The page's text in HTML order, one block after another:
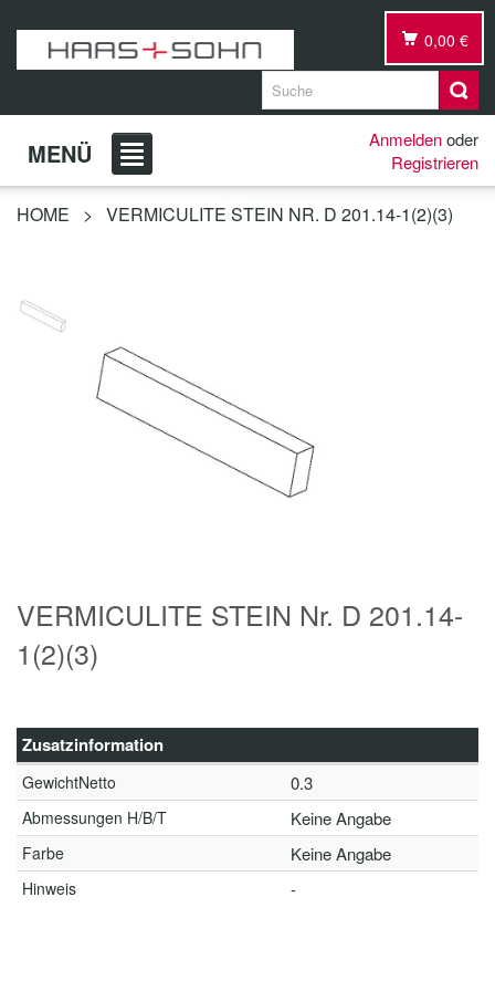
0,00 €
MENÜ Anmeldenoder
Registrieren
HOME > VERMICULITE STEIN NR. D 201.14-1(2)(3)
VERMICULITE STEIN Nr. D 201.14-
1(2)(3)
Zusatzinformation
GewichtNetto 0.3
Abmessungen H/B/T Keine Angabe
Farbe Keine Angabe
Hinweis -